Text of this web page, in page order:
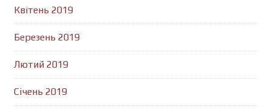
Квітень 2019
Березень 2019
Лютий 2019
Січень 2019